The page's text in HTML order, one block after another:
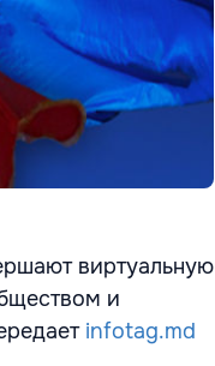
виртуальную
и
infotag.md